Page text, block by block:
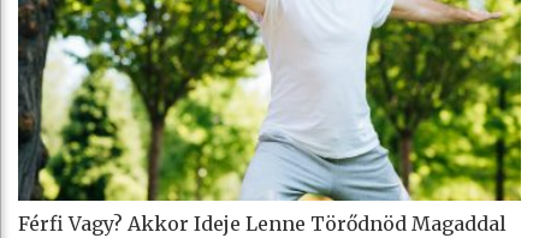
Férfi Vagy? Akkor Ideje Lenne Törődnöd Magaddal